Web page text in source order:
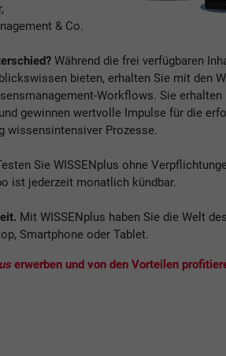
& Co.
Während die frei verfügbaren
bieten, erhalten Sie mit den
Workflows. Sie
gewinnen wertvolle Impulse für die
wissensintensiver Prozesse.
Sie WISSENplus ohne
ist jederzeit monatlich kündbar.
Mit WISSENplus haben Sie die Welt
Smartphone oder Tablet.
erwerben und von den Vorteilen